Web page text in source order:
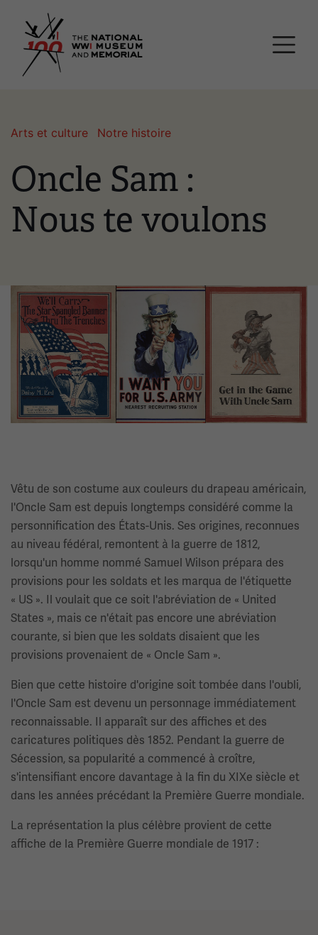
Arts et culture Notre histoire
Oncle Sam :
Nous te voulons
Image(s)
Vêtu de son costume aux couleurs du drapeau américain,
l'Oncle Sam est depuis longtemps considéré comme la
personnification des États-Unis. Ses origines, reconnues
au niveau fédéral, remontent à la guerre de 1812,
lorsqu'un homme nommé Samuel Wilson prépara des
provisions pour les soldats et les marqua de l'étiquette
« US ». Il voulait que ce soit l'abréviation de « United
States », mais ce n'était pas encore une abréviation
courante, si bien que les soldats disaient que les
provisions provenaient de « Oncle Sam ».
Bien que cette histoire d'origine soit tombée dans l'oubli,
l'Oncle Sam est devenu un personnage immédiatement
reconnaissable. Il apparaît sur des affiches et des
caricatures politiques dès 1852. Pendant la guerre de
Sécession, sa popularité a commencé à croître,
s'intensifiant encore davantage à la fin du XIXe siècle et
dans les années précédant la Première Guerre mondiale.
La représentation la plus célèbre provient de cette
affiche de la Première Guerre mondiale de 1917 :